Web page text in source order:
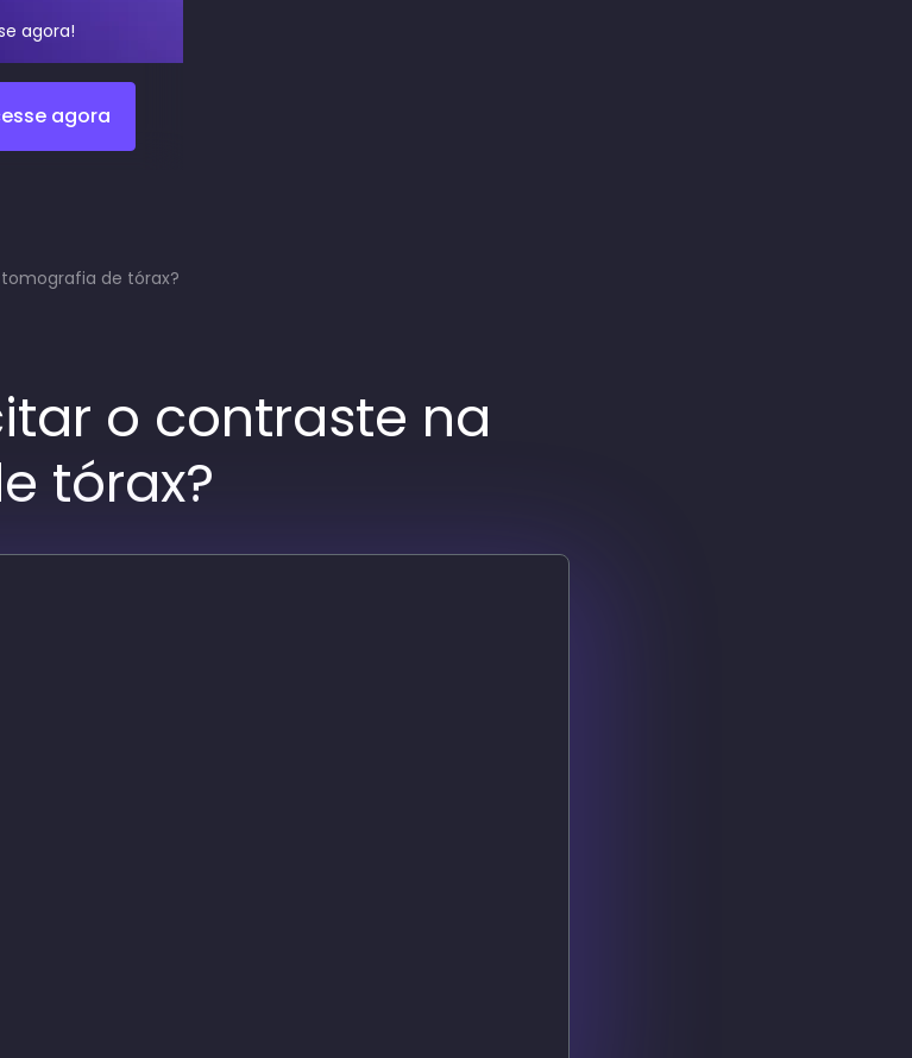
agora!
agora
de tórax?
o contraste na
tórax?